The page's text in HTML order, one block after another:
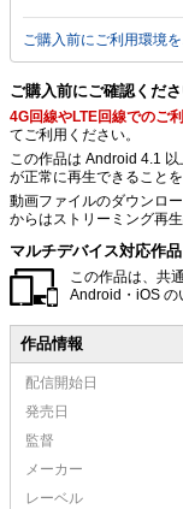
ご購入前にご利用環境
ご購入前にご確認くだ
4G回線やLTE回線でのご
てご利用ください。
この作品は Android 4.1
が正常に再生できることを
動画ファイルのダウンロー
からはストリーミング再
マルチデバイス対応作品
この作品は、共
Android・iOS の
作品情報
配信開始日
発売日
監督
メーカー
レーベル